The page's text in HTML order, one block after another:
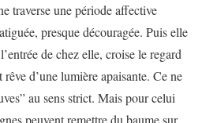
traverse une période affective
presque découragée. Puis elle
de chez elle, croise le regard
d’une lumière apaisante. Ce ne
au sens strict. Mais pour celui
peuvent remettre du baume sur